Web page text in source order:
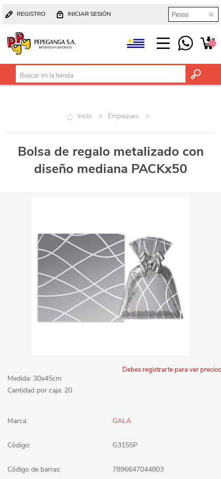
REGISTRO INICIAR SESIÓN
(0)
Inicio Empaques
Bolsa de regalo metalizado con
diseño mediana PACKx50
Debes registrarte para ver precios
Medida: 30x45cm
Cantidad por caja: 20
Marca: GALA
Código: G3155P
Código de barras: 7896647044803